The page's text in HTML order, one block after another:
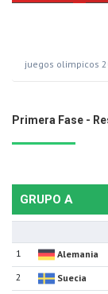
juegos olimpicos
Primera Fase -
GRUPO A
1
Alemania
2
Suecia